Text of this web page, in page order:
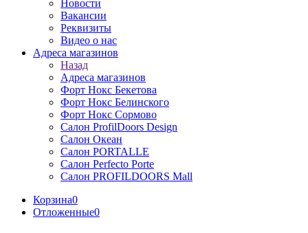
Новости
Вакансии
Реквизиты
Видео о нас
Адреса магазинов
Назад
Адреса магазинов
Форт Нокс Бекетова
Форт Нокс Белинского
Форт Нокс Сормово
Салон ProfilDoors Design
Салон Океан
Салон PORTALLE
Салон Perfecto Portе
Салон PROFILDOORS Mall
Корзина0
Отложенные0